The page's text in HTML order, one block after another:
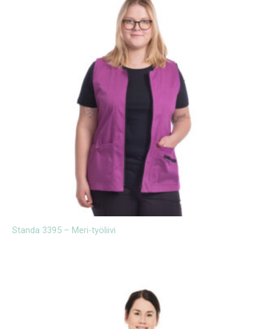
Standa 3395 – Meri-työliivi